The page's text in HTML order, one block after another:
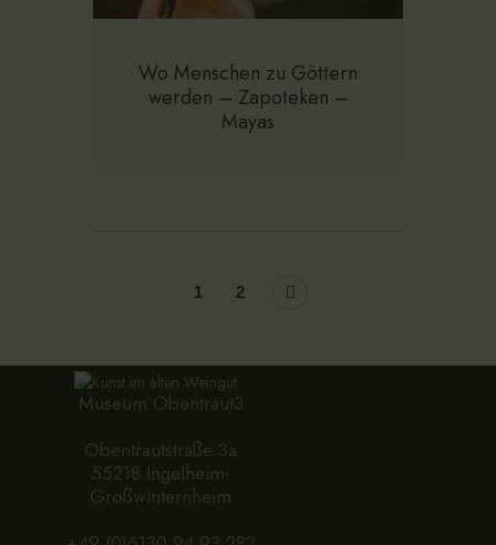
Wo Menschen zu Göttern
werden – Zapoteken –
Mayas
1 2
Museum Obentraut3
Obentrautstraße 3a
55218 Ingelheim-
Großwinternheim